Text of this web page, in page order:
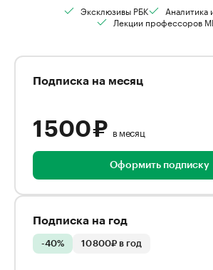
Эксклюзивы РБК
Аналитика
Лекции профессоров
Подписка на месяц
1 500 ₽ в месяц
Оформить подписку
Подписка на год
-40% 10 800₽ в год